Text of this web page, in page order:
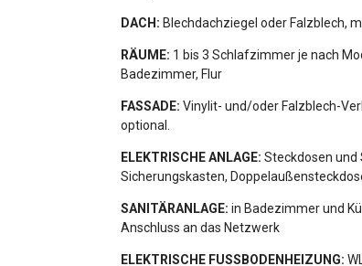
DACH: Blechdachziegel oder Falzblech,
RÄUME: 1 bis 3 Schlafzimmer je nach
Badezimmer, Flur
FASSADE: Vinylit- und/oder Falzblech-
optional.
ELEKTRISCHE ANLAGE: Steckdosen und
Sicherungskasten,
SANITÄRANLAGE: in Badezimmer und
Anschluss an das Netzwerk
ELEKTRISCHE FUSSBODENHEIZUNG: